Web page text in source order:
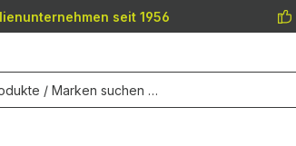
seit 1956